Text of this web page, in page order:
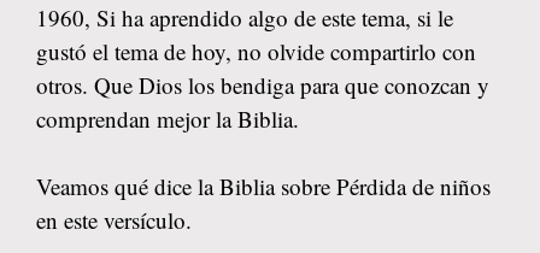
1960, Si ha aprendido algo de este tema, si le
gustó el tema de hoy, no olvide compartirlo con
otros. Que Dios los bendiga para que conozcan y
comprendan mejor la Biblia.
Veamos qué dice la Biblia sobre Pérdida de niños
en este versículo.